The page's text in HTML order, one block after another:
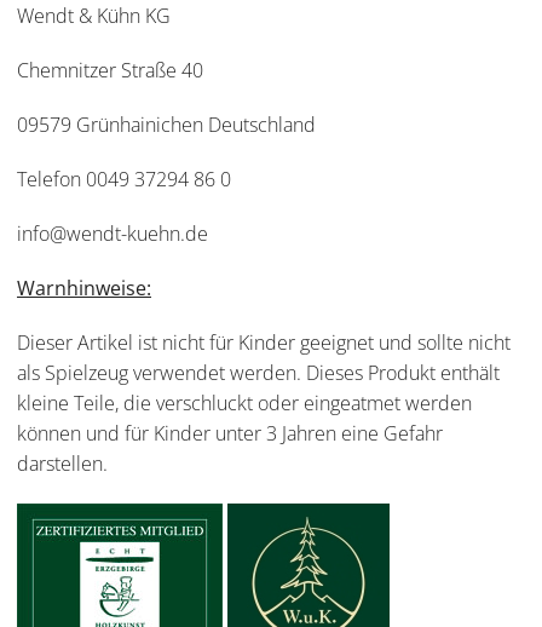
Wendt & Kühn KG
Chemnitzer Straße 40
09579 Grünhainichen Deutschland
Telefon 0049 37294 86 0
info@wendt-kuehn.de
Warnhinweise:
Dieser Artikel ist nicht für Kinder geeignet und sollte nicht
als Spielzeug verwendet werden. Dieses Produkt enthält
kleine Teile, die verschluckt oder eingeatmet werden
können und für Kinder unter 3 Jahren eine Gefahr
darstellen.